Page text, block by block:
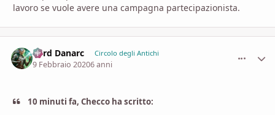
lavoro se vuole avere una campagna partecipazionista.
Lord Danarc Circolo degli Antichi
9 Febbraio 20206 anni
10 minuti fa, Checco ha scritto: